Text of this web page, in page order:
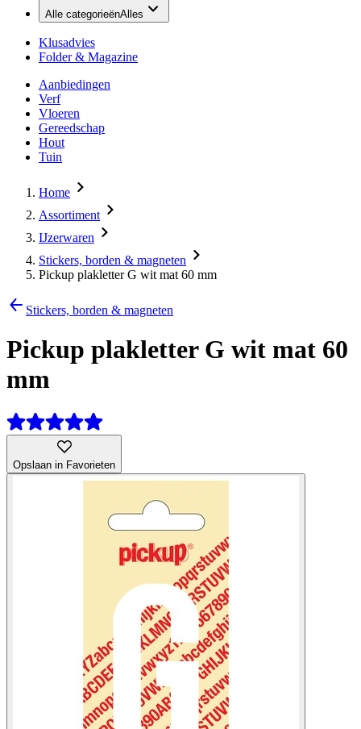
Alle categorieënAlles
Klusadvies
Folder & Magazine
Aanbiedingen
Verf
Vloeren
Gereedschap
Hout
Tuin
Home
Assortiment
IJzerwaren
Stickers, borden & magneten
Pickup plakletter G wit mat 60 mm
Stickers, borden & magneten
Pickup plakletter G wit mat 60
mm
Opslaan in Favorieten